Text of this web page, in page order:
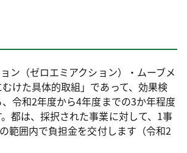
ョン（ゼロエミアクション）・ムーブメ
けた具体的取組」であって、効果検
令和2年度から4年度までの3か年程度
都は、採択された事業に対して、1事
範囲内で負担金を交付します（令和2